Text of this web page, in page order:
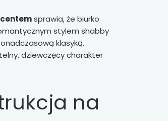
sprawia, że biurko
stylem shabby
klasyką.
dziewczęcy charakter
na